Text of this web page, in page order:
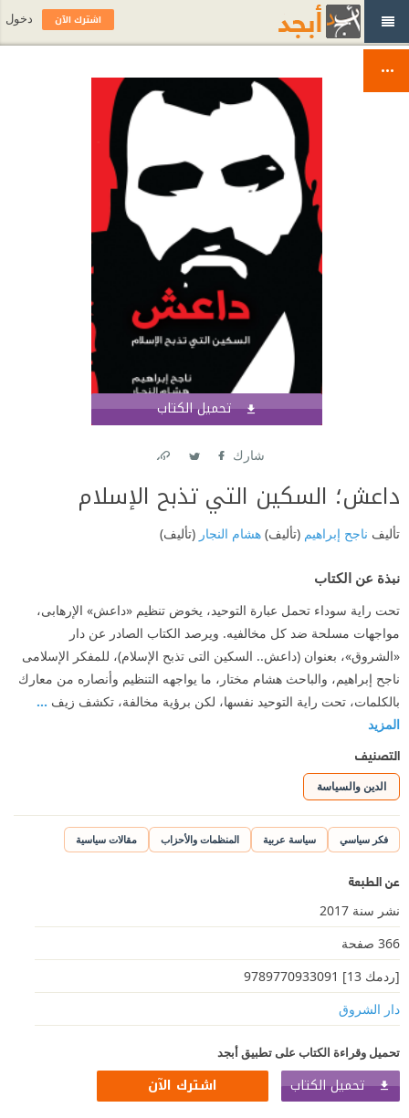
تحميل الكتاب
شارك
داعش؛ السكين التي تذبح الإسلام
تأليف ناجح إبراهيم (تأليف) هشام النجار (تأليف)
نبذة عن الكتاب
تحت راية سوداء تحمل عبارة التوحيد، يخوض تنظيم «داعش» الإرهابى،
مواجهات مسلحة ضد كل مخالفيه. ويرصد الكتاب الصادر عن دار
«الشروق»، بعنوان (داعش.. السكين التى تذبح الإسلام)، للمفكر الإسلامى
ناجح إبراهيم، والباحث هشام مختار، ما يواجهه التنظيم وأنصاره من معارك
بالكلمات، تحت راية التوحيد نفسها، لكن برؤية مخالفة، تكشف زيف ...
المزيد
التصنيف
الدين والسياسة
فكر سياسي سياسة عربية المنظمات والأحزاب مقالات سياسية
عن الطبعة
نشر سنة 2017
366 صفحة
[ردمك 13] 9789770933091
دار الشروق
تحميل وقراءة الكتاب على تطبيق أبجد
تحميل الكتاب اشترك الآن
اشترك الآن دخول